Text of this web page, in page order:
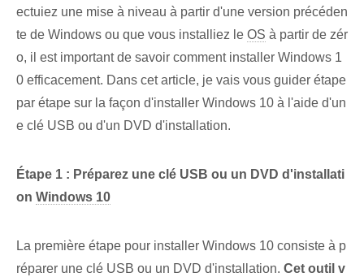
ectuiez une mise à niveau à partir d'une version précéden
te de Windows ou que vous installiez⁤ le OS à partir de zér
o, il est important de savoir comment installer Windows 1
0 efficacement. Dans cet article, je vais vous guider étape
par étape sur la façon d'installer Windows 10 à l'aide d'un
e clé USB ou d'un DVD d'installation.
Étape 1 : Préparez une clé USB ou un DVD d'installati
on Windows 10
La première étape‌ pour‌ installer Windows‌ 10⁢ consiste à p
réparer une clé USB ou un ‌DVD d'installation. Cet outil v